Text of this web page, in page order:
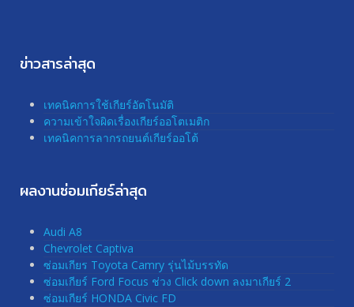
ข่าวสารล่าสุด
เทคนิคการใช้เกียร์อัตโนมัติ
ความเข้าใจผิดเรื่องเกียร์ออโตเมติก
เทคนิคการลากรถยนต์เกียร์ออโต้
ผลงานซ่อมเกียร์ล่าสุด
Audi A8
Chevrolet Captiva
ซ่อมเกียร Toyota Camry รุ่นไม้บรรทัด
ซ่อมเกียร์ Ford Focus ช่วง Click down ลงมาเกียร์ 2
ซ่อมเกียร์ HONDA Civic FD